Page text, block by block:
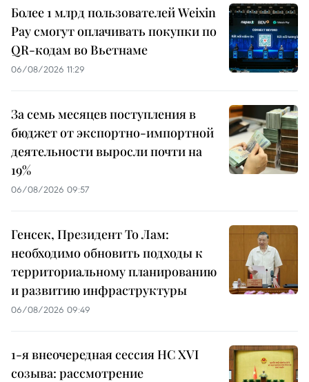
Более 1 млрд пользователей Weixin
Pay смогут оплачивать покупки по
QR-кодам во Вьетнаме
06/08/2026 11:29
За семь месяцев поступления в
бюджет от экспортно-импортной
деятельности выросли почти на
19%
06/08/2026 09:57
Генсек, Президент То Лам:
необходимо обновить подходы к
территориальному планированию
и развитию инфраструктуры
06/08/2026 09:49
1-я внеочередная сессия НС XVI
созыва: рассмотрение